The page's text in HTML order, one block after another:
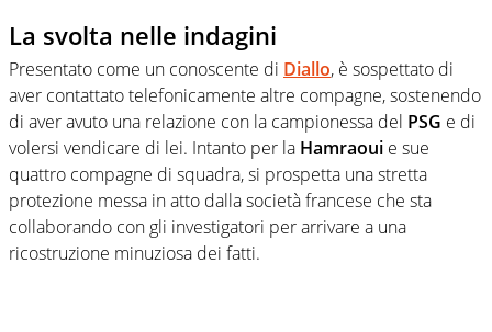
La svolta nelle indagini
Presentato come un conoscente di Diallo, è sospettato di
aver contattato telefonicamente altre compagne, sostenendo
di aver avuto una relazione con la campionessa del PSG e di
volersi vendicare di lei. Intanto per la Hamraoui e sue
quattro compagne di squadra, si prospetta una stretta
protezione messa in atto dalla società francese che sta
collaborando con gli investigatori per arrivare a una
ricostruzione minuziosa dei fatti.